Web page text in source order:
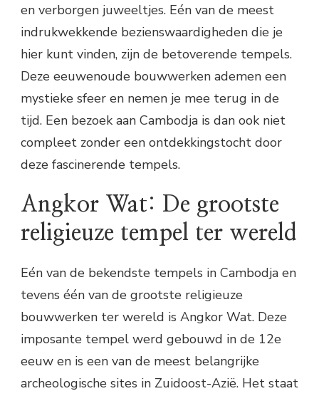
en verborgen juweeltjes. Eén van de meest
indrukwekkende bezienswaardigheden die je
hier kunt vinden, zijn de betoverende tempels.
Deze eeuwenoude bouwwerken ademen een
mystieke sfeer en nemen je mee terug in de
tijd. Een bezoek aan Cambodja is dan ook niet
compleet zonder een ontdekkingstocht door
deze fascinerende tempels.
Angkor Wat: De grootste
religieuze tempel ter wereld
Eén van de bekendste tempels in Cambodja en
tevens één van de grootste religieuze
bouwwerken ter wereld is Angkor Wat. Deze
imposante tempel werd gebouwd in de 12e
eeuw en is een van de meest belangrijke
archeologische sites in Zuidoost-Azië. Het staat